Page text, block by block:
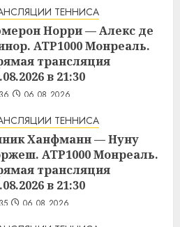
ТЕННИСА
Норри — Алекс де
ATP1000 Монреаль.
трансляция
в 21:30
06.08.2026
ТЕННИСА
Ханфманн — Нуну
ATP1000 Монреаль.
трансляция
в 21:30
06.08.2026